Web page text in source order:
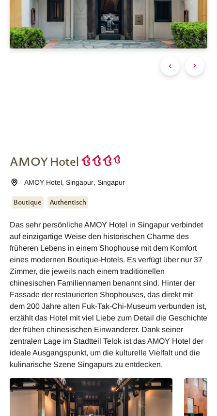
AMOY Hotel
AMOY Hotel,Singapur,Singapur
Boutique Authentisch
Das sehr persönliche AMOY Hotel in Singapur verbindet
auf einzigartige Weise den historischen Charme des
früheren Lebens in einem Shophouse mit dem Komfort
eines modernen Boutique-Hotels. Es verfügt über nur 37
Zimmer, die jeweils nach einem traditionellen
chinesischen Familiennamen benannt sind. Hinter der
Fassade der restaurierten Shophouses, das direkt mit
dem 200 Jahre alten Fuk-Tak-Chi-Museum verbunden ist,
erzählt das Hotel mit viel Liebe zum Detail die Geschichte
der frühen chinesischen Einwanderer. Dank seiner
zentralen Lage im Stadtteil Telok ist das AMOY Hotel der
ideale Ausgangspunkt, um die kulturelle Vielfalt und die
kulinarische Szene Singapurs zu entdecken.